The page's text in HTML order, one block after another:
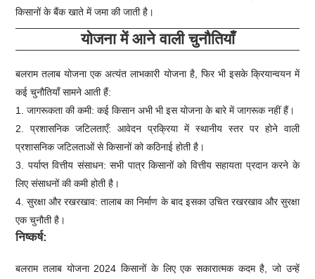
किसानों के बैंक खाते में जमा की जाती है।
योजना में आने वाली चुनौतियाँ
बलराम तलाब योजना एक अत्यंत लाभकारी योजना है, फिर भी इसके क्रियान्वयन में
कई चुनौतियाँ सामने आती हैं:
1. जागरूकता की कमी: कई किसान अभी भी इस योजना के बारे में जागरूक नहीं हैं।
2. प्रशासनिक जटिलताएँ: आवेदन प्रक्रिया में स्थानीय स्तर पर होने वाली
प्रशासनिक जटिलताओं से किसानों को कठिनाई होती है।
3. पर्याप्त वित्तीय संसाधन: सभी पात्र किसानों को वित्तीय सहायता प्रदान करने के
लिए संसाधनों की कमी होती है।
4. सुरक्षा और रखरखाव: तालाब का निर्माण के बाद इसका उचित रखरखाव और सुरक्षा
एक चुनौती है।
निष्कर्ष:
बलराम तलाब योजना 2024 किसानों के लिए एक सकारात्मक कदम है, जो उन्हें